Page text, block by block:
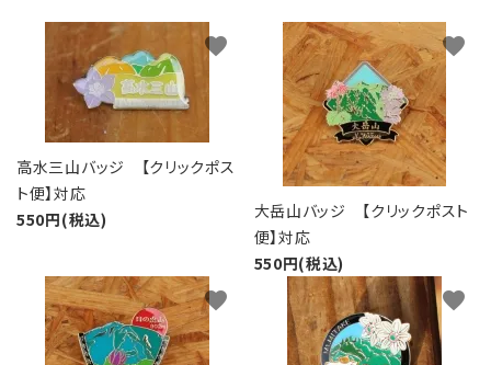
高水三山バッジ 【クリックポス
ト便】対応
550円(税込)
favorite
大岳山バッジ 【クリックポスト
便】対応
550円(税込)
favorite
favorite favorite